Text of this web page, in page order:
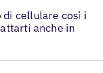
di cellulare così i
anche in